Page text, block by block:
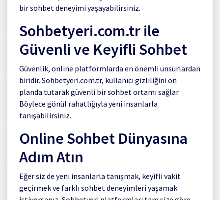
bir sohbet deneyimi yaşayabilirsiniz.
Sohbetyeri.com.tr ile
Güvenli ve Keyifli Sohbet
Güvenlik, online platformlarda en önemli unsurlardan
biridir. Sohbetyeri.com.tr, kullanıcı gizliliğini ön
planda tutarak güvenli bir sohbet ortamı sağlar.
Böylece gönül rahatlığıyla yeni insanlarla
tanışabilirsiniz.
Online Sohbet Dünyasına
Adım Atın
Eğer siz de yeni insanlarla tanışmak, keyifli vakit
geçirmek ve farklı sohbet deneyimleri yaşamak